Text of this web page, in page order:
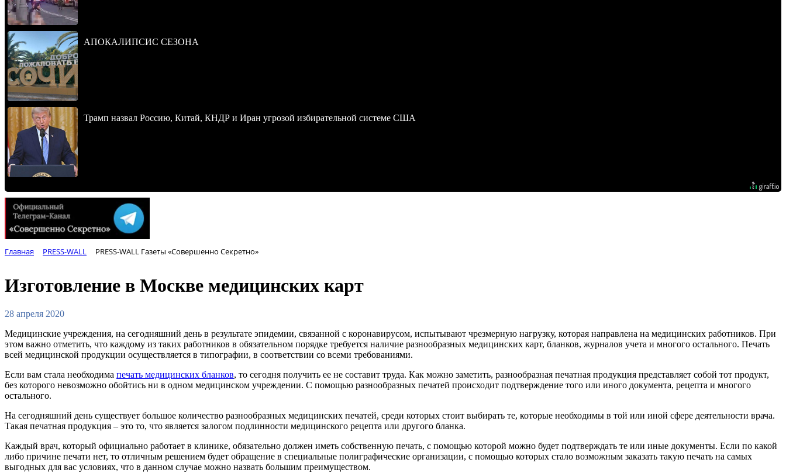
АПОКАЛИПСИС СЕЗОНА
Трамп назвал Россию, Китай, КНДР и Иран угрозой избирательной системе США
Главная PRESS-WALL PRESS-WALL Газеты «Совершенно Секретно»
Изготовление в Москве медицинских карт
28 апреля 2020
Медицинские учреждения, на сегодняшний день в результате эпидемии, связанной с коронавирусом, испытывают чрезмерную нагрузку, которая направлена на медицинских работников. При
этом важно отметить, что каждому из таких работников в обязательном порядке требуется наличие разнообразных медицинских карт, бланков, журналов учета и многого остального. Печать
всей медицинской продукции осуществляется в типографии, в соответствии со всеми требованиями.
Если вам стала необходима печать медицинских бланков, то сегодня получить ее не составит труда. Как можно заметить, разнообразная печатная продукция представляет собой тот продукт,
без которого невозможно обойтись ни в одном медицинском учреждении. С помощью разнообразных печатей происходит подтверждение того или иного документа, рецепта и многого
остального.
На сегодняшний день существует большое количество разнообразных медицинских печатей, среди которых стоит выбирать те, которые необходимы в той или иной сфере деятельности врача.
Такая печатная продукция – это то, что является залогом подлинности медицинского рецепта или другого бланка.
Каждый врач, который официально работает в клинике, обязательно должен иметь собственную печать, с помощью которой можно будет подтверждать те или иные документы. Если по какой
либо причине печати нет, то отличным решением будет обращение в специальные полиграфические организации, с помощью которых стало возможным заказать такую печать на самых
выгодных для вас условиях, что в данном случае можно назвать большим преимуществом.